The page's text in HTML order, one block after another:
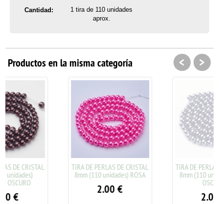
Cantidad:
1 tira de 110 unidades
aprox.
Productos en la misma categoría
TIRA DE PERLAS DE CRISTAL
8mm (110 unidades) ROSA
TIRA DE PERLAS DE CRISTAL
8mm (110 unidades) GRIS
< >